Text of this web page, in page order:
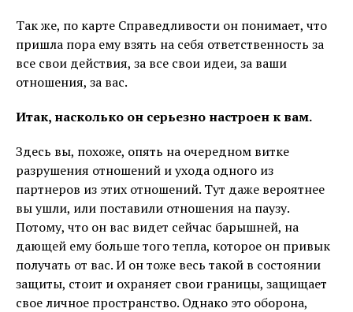
Так же, по карте Справедливости он понимает, что
пришла пора ему взять на себя ответственность за
все свои действия, за все свои идеи, за ваши
отношения, за вас.
Итак, насколько он серьезно настроен к вам.
Здесь вы, похоже, опять на очередном витке
разрушения отношений и ухода одного из
партнеров из этих отношений. Тут даже вероятнее
вы ушли, или поставили отношения на паузу.
Потому, что он вас видет сейчас барышней, на
дающей ему больше того тепла, которое он привык
получать от вас. И он тоже весь такой в состоянии
защиты, стоит и охраняет свои границы, защищает
свое личное пространство. Однако это оборона,